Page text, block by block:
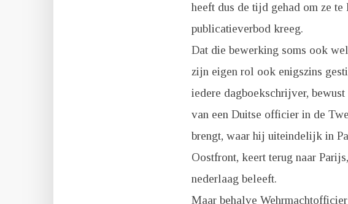
heeft dus de tijd gehad om ze
publicatieverbod kreeg.
Dat die bewerking soms ook
zijn eigen rol ook enigszins
iedere dagboekschrijver,
van een Duitse officier in de
brengt, waar hij uiteindelijk in
Oostfront, keert terug naar
nederlaag beleeft.
Maar behalve